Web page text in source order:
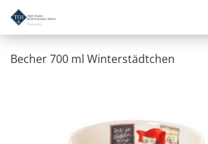
Becher 700 ml Winterstädtchen